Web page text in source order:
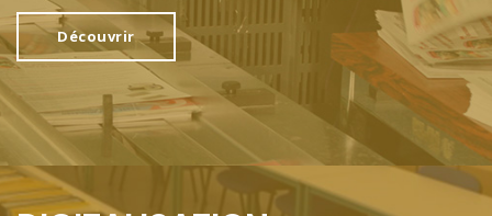
Découvrir